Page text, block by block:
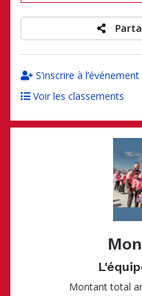
S’inscrire à l’événement
Voir les classements
Montant total